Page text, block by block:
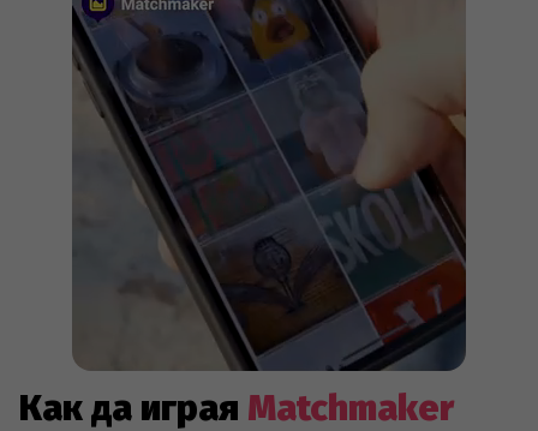
Как да играя Matchmaker